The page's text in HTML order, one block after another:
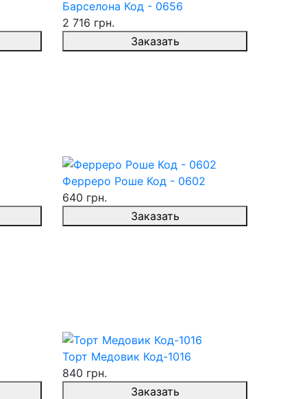
Барселона Код - 0656
2 716 грн.
Заказать
Ферреро Роше Код - 0602
640 грн.
Заказать
Торт Медовик Код-1016
840 грн.
Заказать